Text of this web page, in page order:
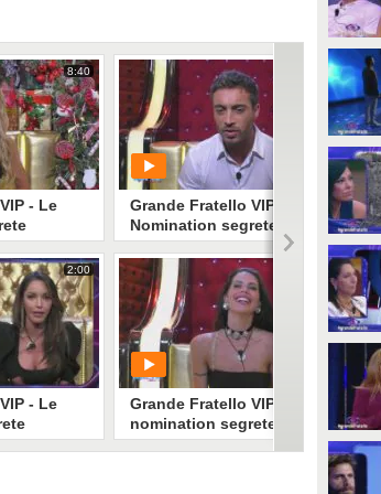
8:40
- Le
2:00
- Le
11:19
Grande Fratello VIP - Le
Nomination segrete
PLAY
2• diMediaset
9:15
Grande Fratello VIP - Le
nomination segrete dei Vip
nella Casa